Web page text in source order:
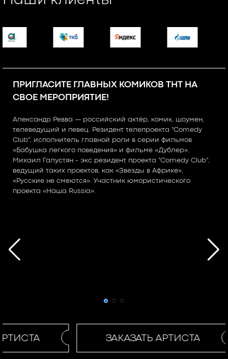
ПРИГЛАСИТЕ ГЛАВНЫХ КОМИКОВ ТНТ НА
СВОЕ МЕРОПРИЯТИЕ!
Александр Ревва — российский актёр, комик, шоумен,
телеведущий и певец. Резидент телепроекта "Comedy
Club", исполнитель главной роли в серии фильмов
«Бабушка легкого поведения» и фильме «Дублер».
Михаил Галустян - экс резидент проекта "Comedy Club",
ведущий таких проектов, как «Звезды в Африке»,
«Русские не смеются». Участник юмористического
проекта «Наша Russia».
ЗАКАЗАТЬ АРТИСТА